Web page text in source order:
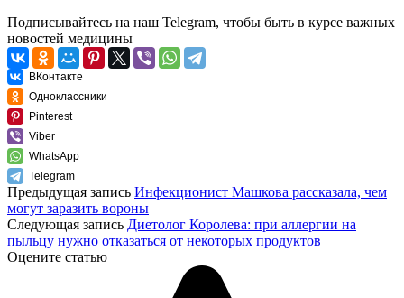
Подписывайтесь на наш Telegram, чтобы быть в курсе важных
новостей медицины
ВКонтакте
Одноклассники
Pinterest
Viber
WhatsApp
Telegram
Предыдущая запись Инфекционист Машкова рассказала, чем
могут заразить вороны
Следующая запись Диетолог Королева: при аллергии на
пыльцу нужно отказаться от некоторых продуктов
Оцените статью